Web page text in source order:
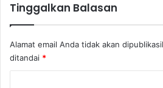
h
D
n
a
m
Tinggalkan Balasan
Alamat email Anda tidak akan
ditandai *